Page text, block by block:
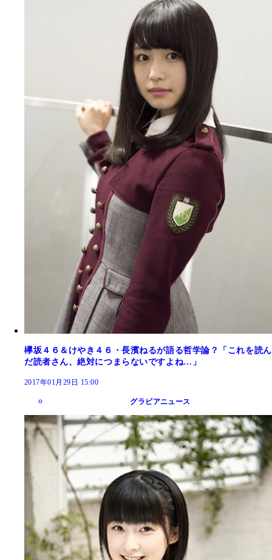
欅坂４６＆けやき４６・長濱ねるが語る哲学論？「これを読ん
だ読者さん、絶対につまらないですよね…」
2017年01月29日 15:00
グラビアニュース